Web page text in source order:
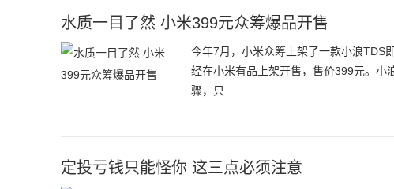
水质一目了然 小米399元众筹爆品开售
今年7月，小米众筹上架了一款小浪TDS
经在小米有品上架开售，售价399元。小
骤，只
定投亏钱只能怪你 这三点必须注意